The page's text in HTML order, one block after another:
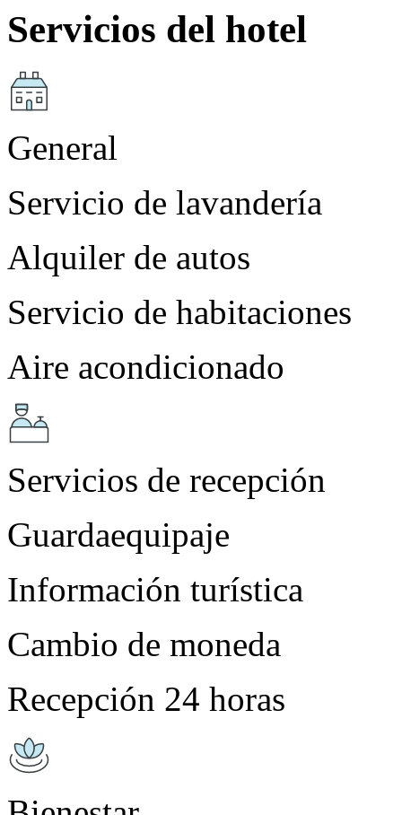
Servicios del hotel
General
Servicio de lavandería
Alquiler de autos
Servicio de habitaciones
Aire acondicionado
Servicios de recepción
Guardaequipaje
Información turística
Cambio de moneda
Recepción 24 horas